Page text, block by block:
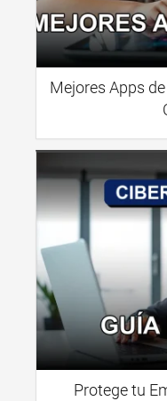
Mejores Apps
Protege tu